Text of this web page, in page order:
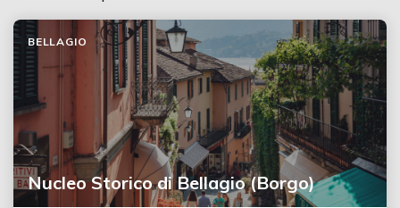
Nucleo Storico di Bellagio (Borgo)
BELLAGIO